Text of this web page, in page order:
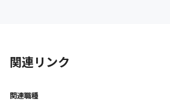
関連リンク
関連職種